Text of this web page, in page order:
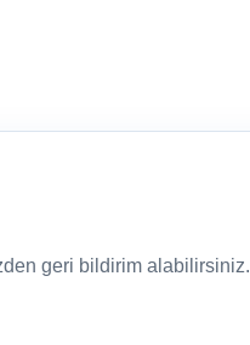
geri bildirim alabilirsiniz.